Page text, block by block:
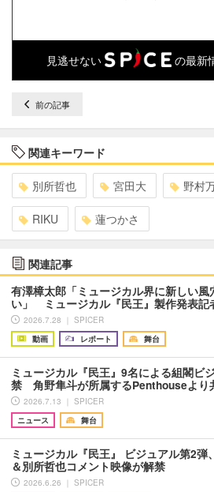
見逃せない の最新
前の記事
関連キーワード
別所哲也 宮田大 野村
RIKU 蓮つかさ
関連記事
有澤樟太郎「ミュージカル界に新しい風
い」 ミュージカル『民王』製作発表
2026.7.28 ｜ SPICER
動画
レポート 舞台
ミュージカル『民王』9名による組閣ビ
禁 角野隼斗が所属するPenthouseより
2026.7.13 ｜ SPICER
ニュース
舞台
ミュージカル『民王』 ビジュアル第2弾
＆別所哲也コメント映像が解禁
2026.6.26 ｜ SPICER